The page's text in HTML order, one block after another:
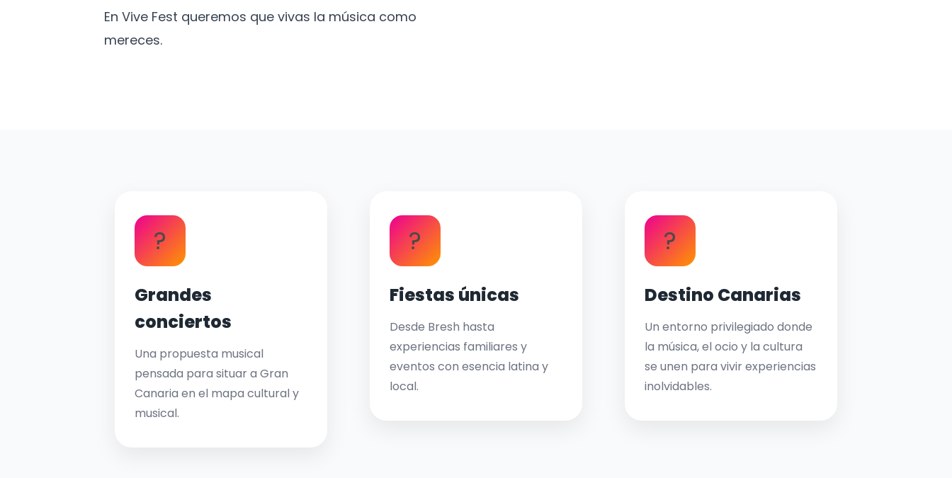
En Vive Fest queremos que vivas la música como
mereces.
?
Grandes
conciertos
Una propuesta musical
pensada para situar a Gran
Canaria en el mapa cultural y
musical.
?
Fiestas únicas
Desde Bresh hasta
experiencias familiares y
eventos con esencia latina y
local.
?
Destino Canarias
Un entorno privilegiado donde
la música, el ocio y la cultura
se unen para vivir experiencias
inolvidables.